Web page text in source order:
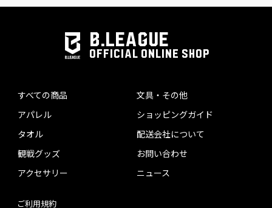
B.LEAGUE
OFFICIAL ONLINE SHOP
すべての商品
アパレル
タオル
観戦グッズ
アクセサリー
文具・その他
ショッピングガイド
配送会社について
お問い合わせ
ニュース
ご利用規約